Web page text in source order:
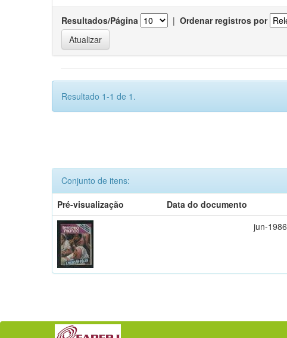
Resultados/Página | Ordenar registros por
Resultado 1-1 de 1.
Conjunto de itens:
Pré-visualização
Data do documento
jun-1986